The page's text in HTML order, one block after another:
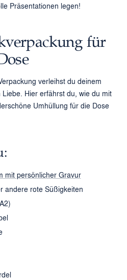
Präsentationen legen!
für
verleihst du deinem
Hier erfährst du, wie du mit
Umhüllung für die Dose
mit persönlicher Gravur
andere rote Süßigkeiten